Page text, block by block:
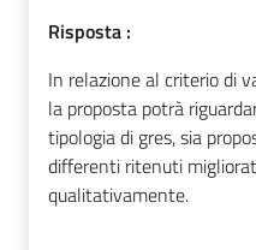
Risposta :
In relazione al criterio di
la proposta potrà
tipologia di gres, sia
differenti ritenuti
qualitativamente.